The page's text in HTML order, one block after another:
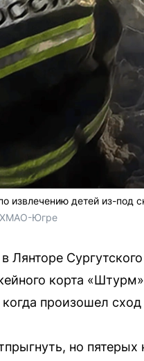
извлечению детей из-под
ХМАО-Югре
Лянторе
корта
произошел
но